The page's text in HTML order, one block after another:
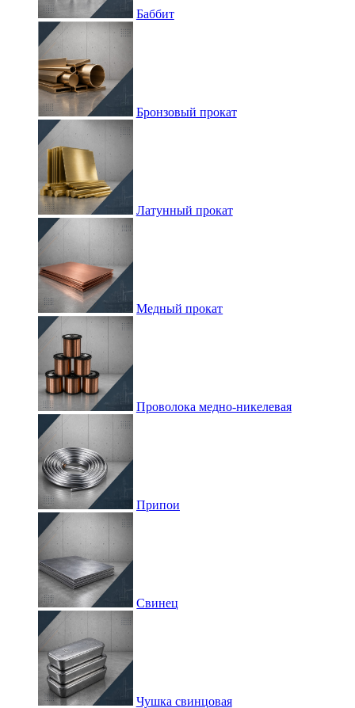
Баббит
Бронзовый прокат
Латунный прокат
Медный прокат
Проволока медно-никелевая
Припои
Свинец
Чушка свинцовая